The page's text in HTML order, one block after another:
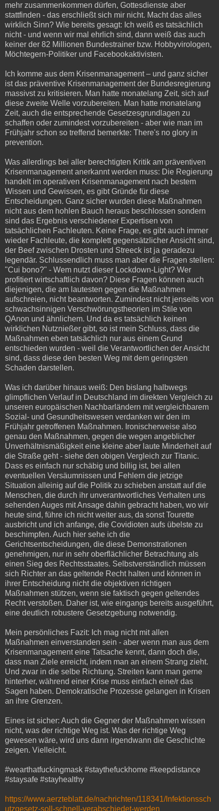
mehr zusammenkommen dürfen, Gottesdienste aber
stattfinden - das erschließt sich mir nicht. Macht das alles
wirklich Sinn? Wie bereits gesagt: Ich weiß es tatsächlich
nicht - und wenn wir mal ehrlich sind, dann weiß das auch
keiner der 82 Millionen Bundestrainer bzw. Hobbyvirologen,
Möchtegern-Politiker und Facebookaktivisten.
Ich komme aus dem Krisenmanagement – und ganz sicher
ist das präventive Krisenmanagement der Bundesregierung
massivst zu kritisieren. Man hatte monatelang Zeit, sich auf
diese zweite Welle vorzubereiten. Man hatte monatelang
Zeit, auch die entsprechende Gesetzesgrundlagen zu
schaffen oder zumindest vorzubereiten - aber wie man im
Frühjahr schon so treffend bemerkte: There's no glory in
prevention.
Was allerdings bei aller berechtigten Kritik am präventiven
Krisenmanagement anerkannt werden muss: Die Regierung
handelt im operativen Krisenmanagement nach bestem
Wissen und Gewissen, es gibt Gründe für diese
Entscheidungen. Ganz sicher wurden diese Maßnahmen
nicht aus dem hohlen Bauch heraus beschlossen sondern
sind das Ergebnis verschiedener Expertisen von
tatsächlichen Fachleuten. Keine Frage, es gibt auch immer
wieder Fachleute, die komplett gegensätzlicher Ansicht sind,
der Beef zwischen Drosten und Streeck ist ja geradezu
legendär. Schlussendlich muss man aber die Fragen stellen:
"Cui bono?" - Wem nutzt dieser Lockdown-Light? Wer
profitiert wirtschaftlich davon? Diese Fragen können auch
diejenigen, die am lautesten gegen die Maßnahmen
aufschreien, nicht beantworten. Zumindest nicht jenseits von
schwachsinnigen Verschwörungstheorien im Stile von
QAnon und ähnlichem. Und da es tatsächlich keinen
wirklichen Nutznießer gibt, so ist mein Schluss, dass die
Maßnahmen eben tatsächlich nur aus einem Grund
entschieden wurden - weil die Verantwortlichen der Ansicht
sind, dass diese den besten Weg mit dem geringsten
Schaden darstellen.
Was ich darüber hinaus weiß: Den bislang halbwegs
glimpflichen Verlauf in Deutschland im direkten Vergleich zu
unseren europäischen Nachbarländern mit vergleichbarem
Sozial- und Gesundheitswesen verdanken wir den im
Frühjahr getroffenen Maßnahmen. Ironischerweise also
genau den Maßnahmen, gegen die wegen angeblicher
Unverhältnismäßigkeit eine kleine aber laute Minderheit auf
die Straße geht - siehe den obigen Vergleich zur Titanic.
Dass es einfach nur schäbig und billig ist, bei allen
eventuellen Versäumnissen und Fehlern die jetzige
Situation alleinig auf die Politik zu schieben anstatt auf die
Menschen, die durch ihr unverantwortliches Verhalten uns
sehenden Auges mit Ansage dahin gebracht haben, wo wir
heute sind, führe ich nicht weiter aus, da sonst Tourette
ausbricht und ich anfange, die Covidioten aufs übelste zu
beschimpfen. Auch hier sehe ich die
Gerichtsentscheidungen, die diese Demonstrationen
genehmigen, nur in sehr oberflächlicher Betrachtung als
einen Sieg des Rechtsstaates. Selbstverständlich müssen
sich Richter an das geltende Recht halten und können in
ihrer Entscheidung nicht die objektiven richtigen
Maßnahmen stützen, wenn sie faktisch gegen geltendes
Recht verstoßen. Daher ist, wie eingangs bereits ausgeführt,
eine deutlich robustere Gesetzgebung notwendig.
Mein persönliches Fazit: Ich mag nicht mit allen
Maßnahmen einverstanden sein - aber wenn man aus dem
Krisenmanagement eine Tatsache kennt, dann doch die,
dass man Ziele erreicht, indem man an einem Strang zieht.
Und zwar in die selbe Richtung. Streiten kann man gerne
hinterher, während einer Krise muss einfach eine/r das
Sagen haben. Demokratische Prozesse gelangen in Krisen
an ihre Grenzen.
Eines ist sicher: Auch die Gegner der Maßnahmen wissen
nicht, was der richtige Weg ist. Was der richtige Weg
gewesen wäre, wird uns dann irgendwann die Geschichte
zeigen. Vielleicht.
#wearthatfuckingmask #staythefuckhome #keepdistance
#staysafe #stayhealthy
https://www.aerzteblatt.de/nachrichten/118341/Infektionssch
utzgesetz-soll-schnell-verabschiedet-werden